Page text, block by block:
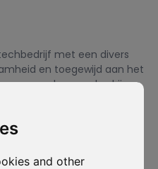
and other
met een divers
en toegewijd aan het
maken van bedrijven.
en ga ermee akkoord